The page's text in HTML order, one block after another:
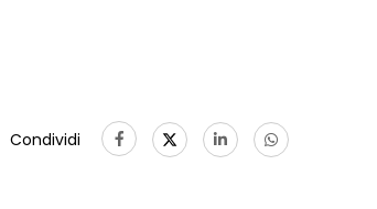
Condividi